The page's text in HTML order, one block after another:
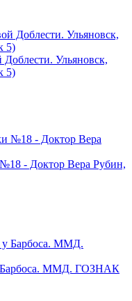
Ульяновск,
5)
- Доктор Вера Рубин,
Барбоса. ММД. ГОЗНАК